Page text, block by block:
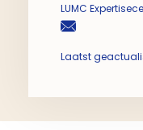
LUMC
Laatst